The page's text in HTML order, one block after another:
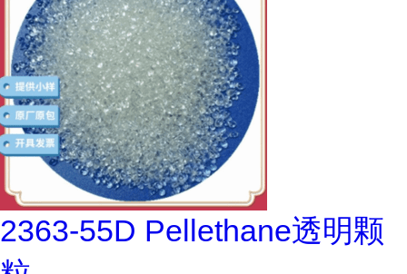
2363-55D Pellethane透明颗